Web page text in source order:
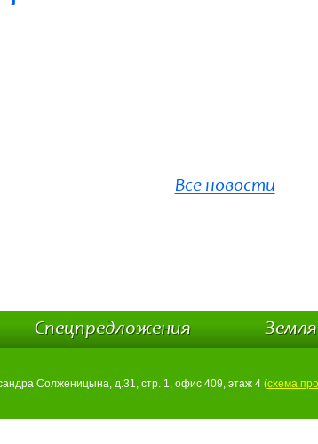
Все новости
Спецпредложения
Солженицына, д.31, стр. 1, офис 409, этаж 4 (схема